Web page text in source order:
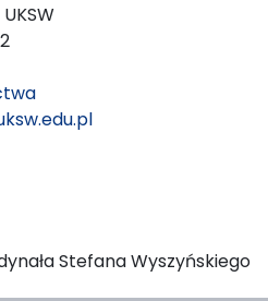
Stefana Wyszyńskiego